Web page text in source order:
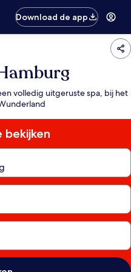
Download de app
volledig uitgeruste spa, bij het
bekijken